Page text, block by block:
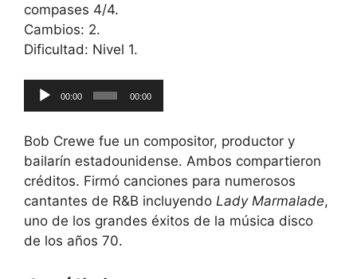
compases 4/4.
Cambios: 2.
Dificultad: Nivel 1.
Reproductor
de
00:00 00:00
Bob Crewe fue un compositor, productor y
bailarín estadounidense. Ambos compartieron
créditos. Firmó canciones para numerosos
cantantes de R&B incluyendo Lady Marmalade,
uno de los grandes éxitos de la música disco
de los años 70.